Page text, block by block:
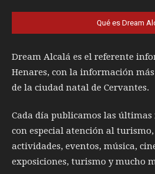
Qué es Dream
Dream Alcalá es el referente
Henares, con la información
de la ciudad natal de Cervantes.
Cada día publicamos las últimas
con especial atención al
actividades, eventos, música,
exposiciones, turismo y mucho